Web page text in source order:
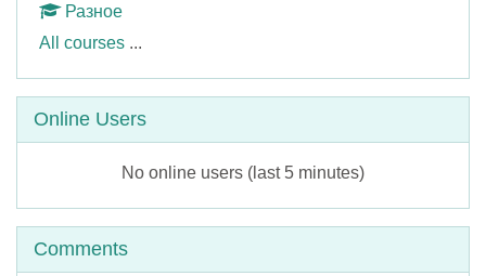
Разное
All courses ...
Skip Online users
Online Users
No online users (last 5 minutes)
Comments